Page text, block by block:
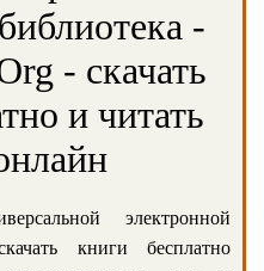
-
- скачать
и читать
электронной
книги бесплатно